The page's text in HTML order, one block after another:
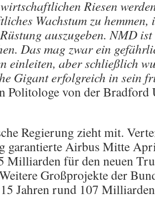
Riesen
Wachstum zu
auszugeben. NMD
Das mag zwar ein
einleiten, aber schließlich
Gigant erfolgreich in sein
Politologe von der Bradford
Regierung zieht mit.
garantierte Airbus Mitte
Milliarden für den neuen
Großprojekte der
Jahren rund 107